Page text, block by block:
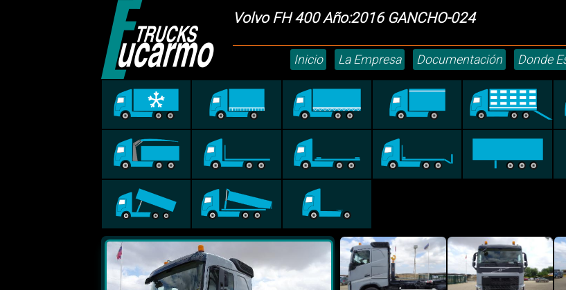
Volvo FH 400 Año:2016 GANCHO-024
Inicio La Empresa Documentación Donde